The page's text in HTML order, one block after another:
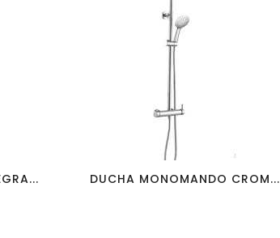
favorite_border
DUCHA MONOMANDO CROM...